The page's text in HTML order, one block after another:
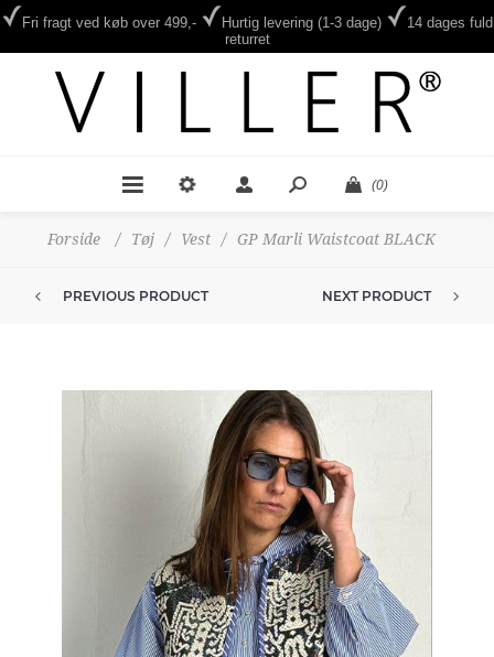
Fri fragt ved køb over 499,- Hurtig levering (1-3 dage)
14 dages fuld
returret
(0)
Forside / Tøj / Vest / GP Marli Waistcoat BLACK
PREVIOUS PRODUCT NEXT PRODUCT